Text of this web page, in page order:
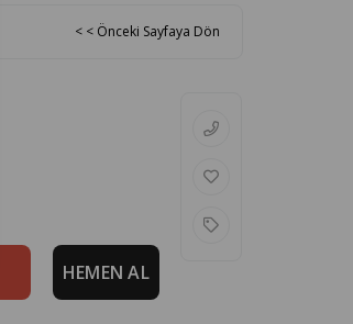
< < Önceki Sayfaya Dön